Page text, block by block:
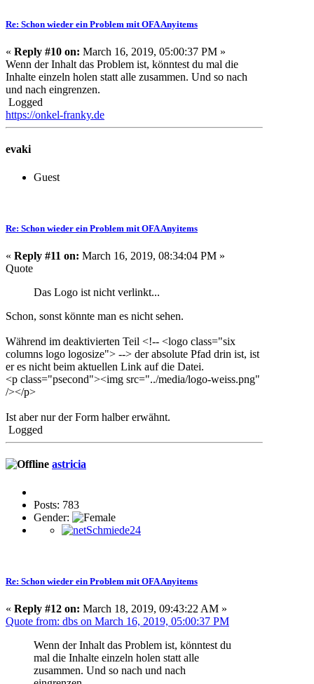
Re: Schon wieder ein Problem mit OFA Anyitems
« Reply #10 on: March 16, 2019, 05:00:37 PM »
Wenn der Inhalt das Problem ist, könntest du mal die
Inhalte einzeln holen statt alle zusammen. Und so nach
und nach eingrenzen.
Logged
https://onkel-franky.de
evaki
Guest
Re: Schon wieder ein Problem mit OFA Anyitems
« Reply #11 on: March 16, 2019, 08:34:04 PM »
Quote
Das Logo ist nicht verlinkt...
Schon, sonst könnte man es nicht sehen.
Während im deaktivierten Teil <!-- <logo class="six
columns logo logosize"> --> der absolute Pfad drin ist, ist
er es nicht beim aktuellen Link auf die Datei.
<p class="psecond"><img src="../media/logo-weiss.png"
/></p>
Ist aber nur der Form halber erwähnt.
Logged
astricia
Posts: 783
Gender:
Re: Schon wieder ein Problem mit OFA Anyitems
« Reply #12 on: March 18, 2019, 09:43:22 AM »
Quote from: dbs on March 16, 2019, 05:00:37 PM
Wenn der Inhalt das Problem ist, könntest du
mal die Inhalte einzeln holen statt alle
zusammen. Und so nach und nach